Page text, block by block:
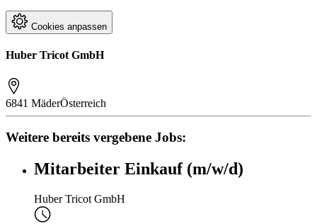
Cookies anpassen
Huber Tricot GmbH
6841 MäderÖsterreich
Weitere bereits vergebene Jobs:
Mitarbeiter Einkauf (m/w/d)
Huber Tricot GmbH